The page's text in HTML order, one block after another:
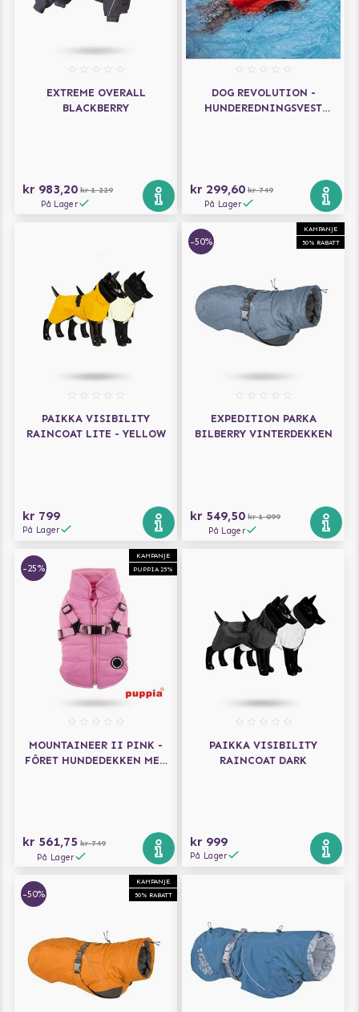
EXTREME OVERALL
BLACKBERRY
kr 983,20 kr 1 229
På Lager
DOG REVOLUTION -
HUNDEREDNINGSVEST
kr 299,60 kr 749
På Lager
PAIKKA VISIBILITY
RAINCOAT LITE - YELLOW
kr 799
På Lager
KAMPANJE
50% RABATT
-50%
EXPEDITION PARKA
BILBERRY VINTERDEKKEN
kr 549,50 kr 1 099
På Lager
KAMPANJE
PUPPIA 25%
-25%
MOUNTAINEER II PINK -
FÔRET HUNDEDEKKEN MED
kr 561,75 kr 749
På Lager
PAIKKA VISIBILITY
RAINCOAT DARK
kr 999
På Lager
KAMPANJE
50% RABATT
-50%